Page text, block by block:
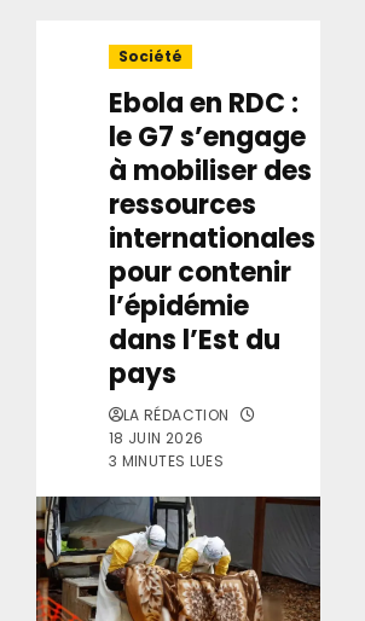
Société
Ebola en RDC :
le G7 s’engage
à mobiliser des
ressources
internationales
pour contenir
l’épidémie
dans l’Est du
pays
LA RÉDACTION
18 JUIN 2026
3 MINUTES LUES